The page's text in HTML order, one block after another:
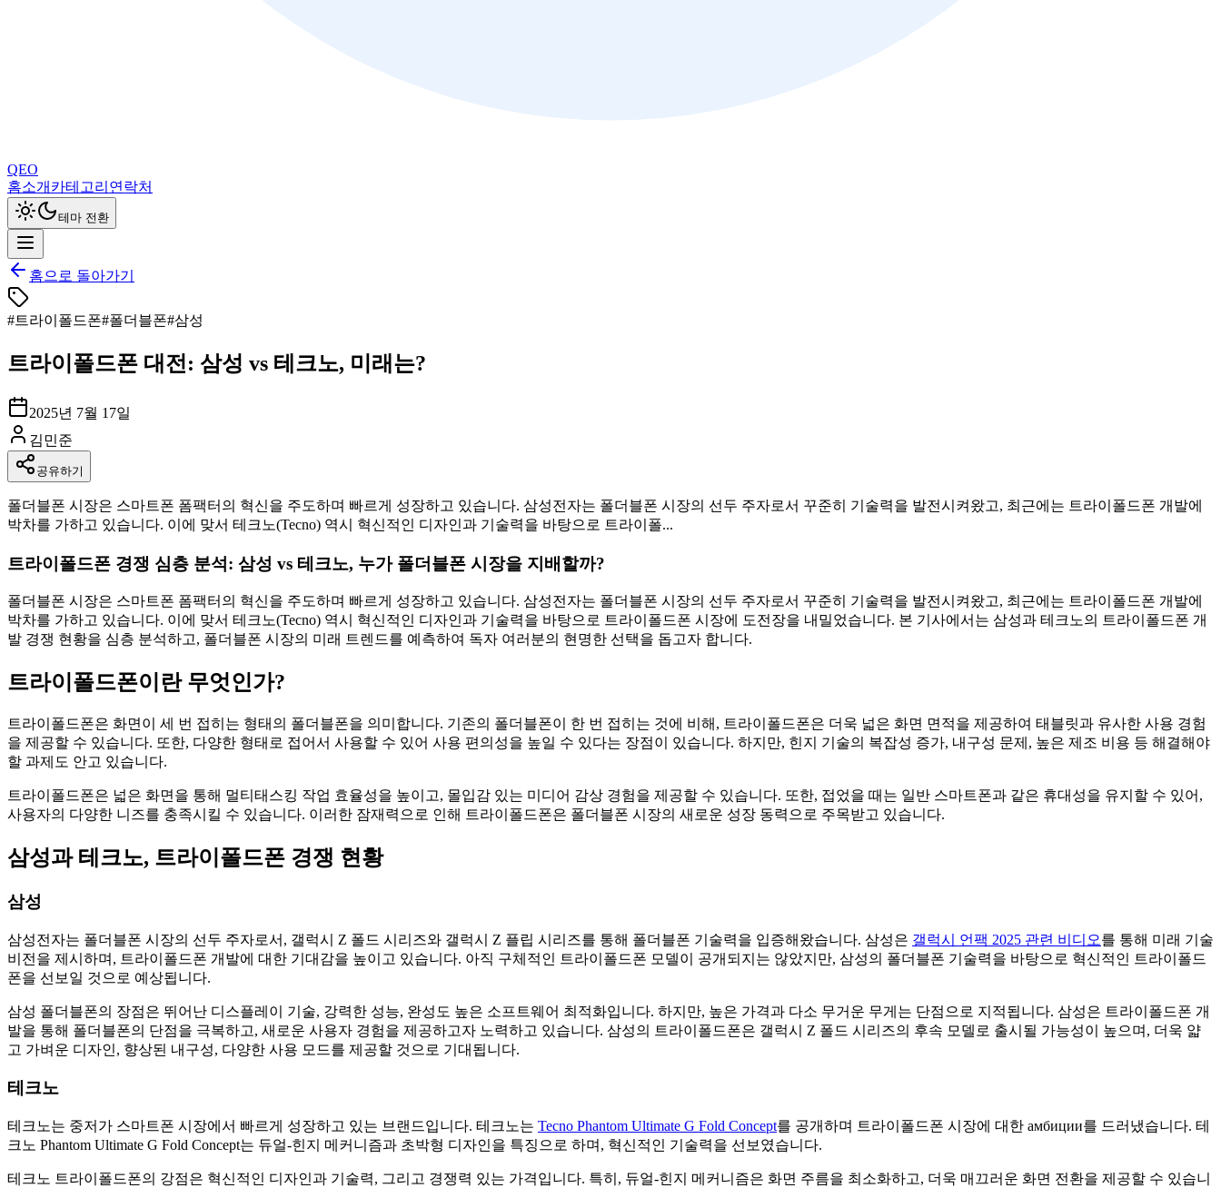
QEO
홈소개 카테고리 연락처
테마 전환
홈으로 돌아가기
#트라이폴드폰#폴더블폰#삼성
트라이폴드폰 대전: 삼성 vs 테크노, 미래는?
2025년 7월 17일
김민준
공유하기
폴더블폰 시장은 스마트폰 폼팩터의 혁신을 주도하며 빠르게 성장하고 있습니다. 삼성전자는 폴더블폰 시장의 선두 주자로서 꾸준히 기술력을 발전시켜왔고, 최근에는 트라이폴드폰 개발에
박차를 가하고 있습니다. 이에 맞서 테크노(Tecno) 역시 혁신적인 디자인과 기술력을 바탕으로 트라이폴...
트라이폴드폰 경쟁 심층 분석: 삼성 vs 테크노, 누가 폴더블폰 시장을 지배할까?
폴더블폰 시장은 스마트폰 폼팩터의 혁신을 주도하며 빠르게 성장하고 있습니다. 삼성전자는 폴더블폰 시장의 선두 주자로서 꾸준히 기술력을 발전시켜왔고, 최근에는 트라이폴드폰 개발에
박차를 가하고 있습니다. 이에 맞서 테크노(Tecno) 역시 혁신적인 디자인과 기술력을 바탕으로 트라이폴드폰 시장에 도전장을 내밀었습니다. 본 기사에서는 삼성과 테크노의 트라이폴드폰 개
발 경쟁 현황을 심층 분석하고, 폴더블폰 시장의 미래 트렌드를 예측하여 독자 여러분의 현명한 선택을 돕고자 합니다.
트라이폴드폰이란 무엇인가?
트라이폴드폰은 화면이 세 번 접히는 형태의 폴더블폰을 의미합니다. 기존의 폴더블폰이 한 번 접히는 것에 비해, 트라이폴드폰은 더욱 넓은 화면 면적을 제공하여 태블릿과 유사한 사용 경험
을 제공할 수 있습니다. 또한, 다양한 형태로 접어서 사용할 수 있어 사용 편의성을 높일 수 있다는 장점이 있습니다. 하지만, 힌지 기술의 복잡성 증가, 내구성 문제, 높은 제조 비용 등 해결해야
할 과제도 안고 있습니다.
트라이폴드폰은 넓은 화면을 통해 멀티태스킹 작업 효율성을 높이고, 몰입감 있는 미디어 감상 경험을 제공할 수 있습니다. 또한, 접었을 때는 일반 스마트폰과 같은 휴대성을 유지할 수 있어,
사용자의 다양한 니즈를 충족시킬 수 있습니다. 이러한 잠재력으로 인해 트라이폴드폰은 폴더블폰 시장의 새로운 성장 동력으로 주목받고 있습니다.
삼성과 테크노, 트라이폴드폰 경쟁 현황
삼성
삼성전자는 폴더블폰 시장의 선두 주자로서, 갤럭시 Z 폴드 시리즈와 갤럭시 Z 플립 시리즈를 통해 폴더블폰 기술력을 입증해왔습니다. 삼성은 갤럭시 언팩 2025 관련 비디오를 통해 미래 기술
비전을 제시하며, 트라이폴드폰 개발에 대한 기대감을 높이고 있습니다. 아직 구체적인 트라이폴드폰 모델이 공개되지는 않았지만, 삼성의 폴더블폰 기술력을 바탕으로 혁신적인 트라이폴드
폰을 선보일 것으로 예상됩니다.
삼성 폴더블폰의 장점은 뛰어난 디스플레이 기술, 강력한 성능, 완성도 높은 소프트웨어 최적화입니다. 하지만, 높은 가격과 다소 무거운 무게는 단점으로 지적됩니다. 삼성은 트라이폴드폰 개
발을 통해 폴더블폰의 단점을 극복하고, 새로운 사용자 경험을 제공하고자 노력하고 있습니다. 삼성의 트라이폴드폰은 갤럭시 Z 폴드 시리즈의 후속 모델로 출시될 가능성이 높으며, 더욱 얇
고 가벼운 디자인, 향상된 내구성, 다양한 사용 모드를 제공할 것으로 기대됩니다.
테크노
테크노는 중저가 스마트폰 시장에서 빠르게 성장하고 있는 브랜드입니다. 테크노는 Tecno Phantom Ultimate G Fold Concept를 공개하며 트라이폴드폰 시장에 대한 амбиции를 드러냈습니다. 테
크노 Phantom Ultimate G Fold Concept는 듀얼-힌지 메커니즘과 초박형 디자인을 특징으로 하며, 혁신적인 기술력을 선보였습니다.
테크노 트라이폴드폰의 강점은 혁신적인 디자인과 기술력, 그리고 경쟁력 있는 가격입니다. 특히, 듀얼-힌지 메커니즘은 화면 주름을 최소화하고, 더욱 매끄러운 화면 전환을 제공할 수 있습니